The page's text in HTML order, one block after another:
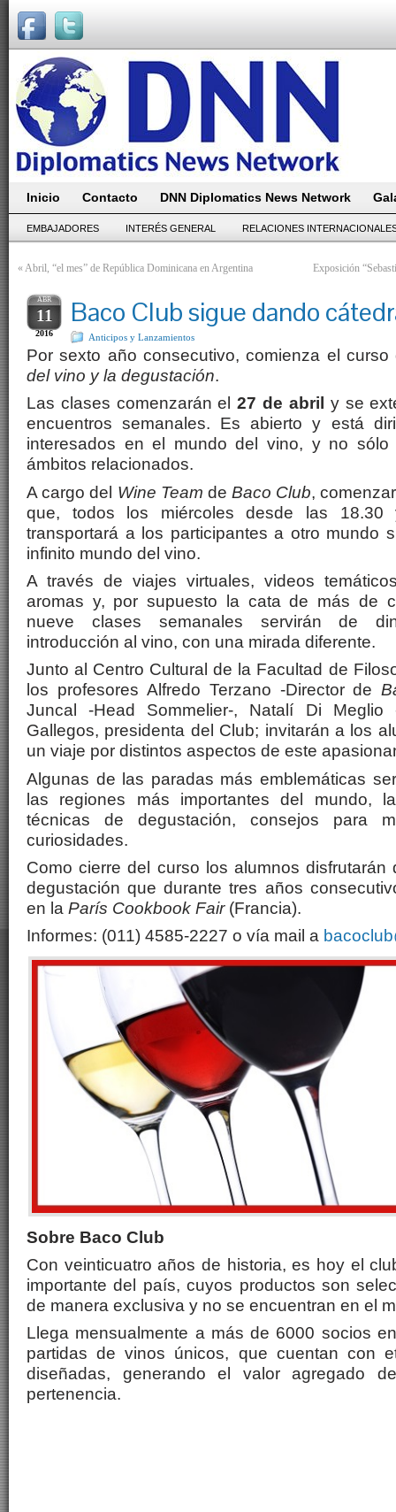
Inicio Contacto DNN Diplomatics News Network
EMBAJADORES INTERÉS GENERAL RELACIONES
«Abril, “el mes” de República Dominicana en Argentina Exposición
ABR
11
2016
Baco Club sigue dando
Anticipos y Lanzamientos
Por sexto año consecutivo, comienza el curso
del vino y la degustación.
Las clases comenzarán el 27 de abril
y se
encuentros semanales. Es abierto y está
interesados en el mundo del vino, y no
ámbitos relacionados.
A cargo del Wine Team de Baco Club,
que, todos los miércoles desde las 18.30
transportará a los participantes a otro mundo
infinito mundo del vino.
A través de viajes virtuales, videos
aromas y, por supuesto la cata de más de
nueve clases semanales servirán de
introducción al vino, con una mirada diferente.
Junto al Centro Cultural de la Facultad de
los profesores Alfredo Terzano -Director de
Juncal -Head Sommelier-, Natalí Di Meglio
Gallegos, presidenta del Club; invitarán a los
un viaje por distintos aspectos de este
Algunas de las paradas más emblemáticas
las regiones más importantes del mundo,
técnicas de degustación, consejos para
curiosidades.
Como cierre del curso los alumnos disfrutarán
degustación que durante tres años
en la París Cookbook Fair (Francia).
Informes: (011) 4585-2227 o vía mail a
Sobre Baco Club
Con veinticuatro años de historia, es hoy el
importante del país, cuyos productos son
de manera exclusiva y no se encuentran en el
Llega mensualmente a más de 6000 socios
partidas de vinos únicos, que cuentan con
diseñadas, generando el valor agregado
pertenencia.